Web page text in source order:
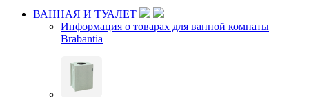
ВАННАЯ И ТУАЛЕТ
Информация о товарах для ванной комнаты
Brabantia